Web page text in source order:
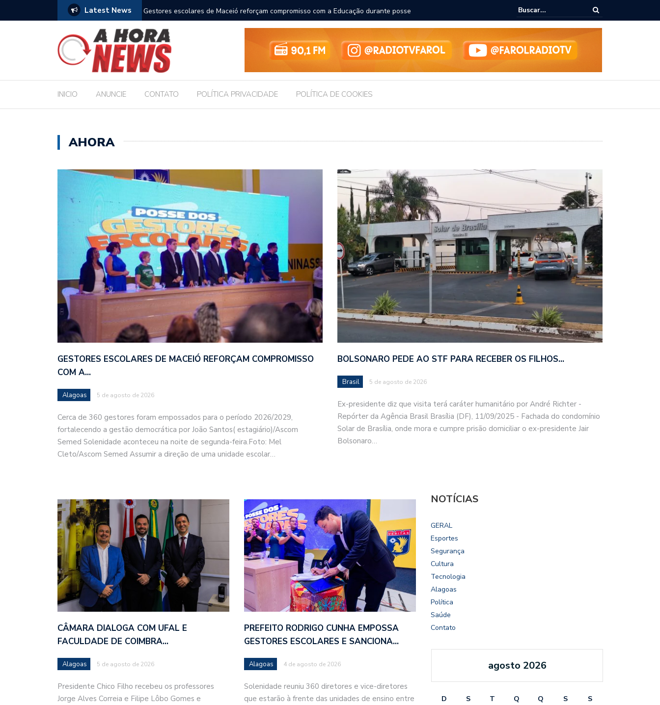
Latest News
com a Educação durante posse Bolsonaro pede ao STF para receber os filhos no Dia dos Pais
Câmara dialoga com UFAL e Faculdade de Coimbra sobre parcerias para
Legislativo
INICIO ANUNCIE CONTATO POLÍTICA PRIVACIDADE POLÍTICA DE COOKIES
AHORA
GESTORES ESCOLARES DE MACEIÓ REFORÇAM COMPROMISSO
COM A…
Alagoas 5 de agosto de 2026
Cerca de 360 gestores foram empossados para o período 2026/2029,
fortalecendo a gestão democrática por João Santos( estagiário)/Ascom
Semed Solenidade aconteceu na noite de segunda-feira.Foto: Mel
Cleto/Ascom Semed Assumir a direção de uma unidade escolar…
BOLSONARO PEDE AO STF PARA RECEBER OS FILHOS…
Brasil 5 de agosto de 2026
Ex-presidente diz que visita terá caráter humanitário por André Richter -
Repórter da Agência Brasil Brasília (DF), 11/09/2025 - Fachada do condomínio
Solar de Brasília, onde mora e cumpre prisão domiciliar o ex-presidente Jair
Bolsonaro…
CÂMARA DIALOGA COM UFAL E
FACULDADE DE COIMBRA…
Alagoas 5 de agosto de 2026
Presidente Chico Filho recebeu os professores
Jorge Alves Correia e Filipe Lôbo Gomes e
PREFEITO RODRIGO CUNHA EMPOSSA
GESTORES ESCOLARES E SANCIONA…
Alagoas 4 de agosto de 2026
Solenidade reuniu 360 diretores e vice-diretores
que estarão à frente das unidades de ensino entre
NOTÍCIAS
GERAL
Esportes
Segurança
Cultura
Tecnologia
Alagoas
Política
Saúde
Contato
agosto 2026
D S T Q Q S
S